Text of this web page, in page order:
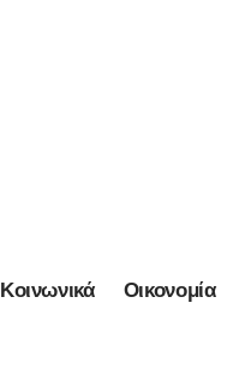
Κοινωνικά Οικονομία